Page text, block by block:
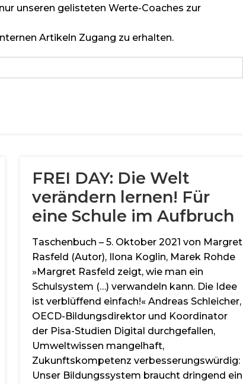
unseren gelisteten Werte-Coaches zur
Artikeln Zugang zu erhalten.
FREI DAY: Die Welt
verändern lernen! Für
eine Schule im Aufbruch
Taschenbuch – 5. Oktober 2021 von Margret
Rasfeld (Autor), Ilona Koglin, Marek Rohde
»Margret Rasfeld zeigt, wie man ein
Schulsystem (…) verwandeln kann. Die Idee
ist verblüffend einfach!« Andreas Schleicher,
OECD-Bildungsdirektor und Koordinator
der Pisa-Studien Digital durchgefallen,
Umweltwissen mangelhaft,
Zukunftskompetenz verbesserungswürdig:
Unser Bildungssystem braucht dringend ein